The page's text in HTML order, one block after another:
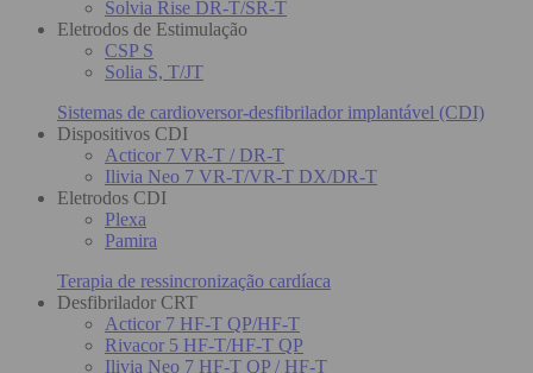
Solvia Rise DR-T/SR-T
Eletrodos de Estimulação
CSP S
Solia S, T/JT
Sistemas de cardioversor-desfibrilador implantável (CDI)
Dispositivos CDI
Acticor 7 VR-T / DR-T
Ilivia Neo 7 VR-T/VR-T DX/DR-T
Eletrodos CDI
Plexa
Pamira
Terapia de ressincronização cardíaca
Desfibrilador CRT
Acticor 7 HF-T QP/HF-T
Rivacor 5 HF-T/HF-T QP
Ilivia Neo 7 HF-T QP / HF-T